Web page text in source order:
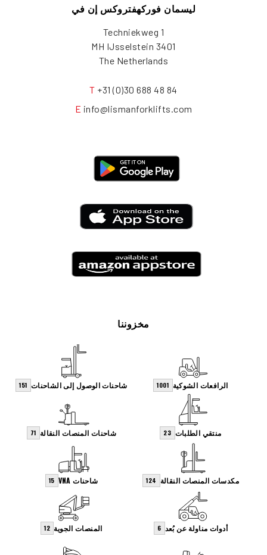
ليسمان فوركهفتروكس إن في
Techniekweg 1
3401 MH IJsselstein
The Netherlands
T +31 (0)30 688 48 84
E info@lismanforklifts.com
مخزوننا
الرافعات الشوكية 1001 شاحنات الوصول إلى الشاحنات 151
منتقي الطلبات 23 شاحنات المنصات النقالة 71
مكدسات المنصات النقالة 124 شاحنات VNA 15
أدوات مناولة عن بُعد 6 المنصات الجوية 12